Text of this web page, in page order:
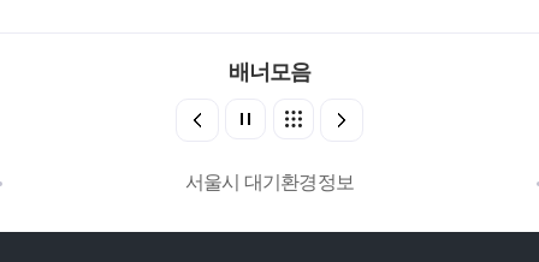
배너모음
서울시 대기환경정보